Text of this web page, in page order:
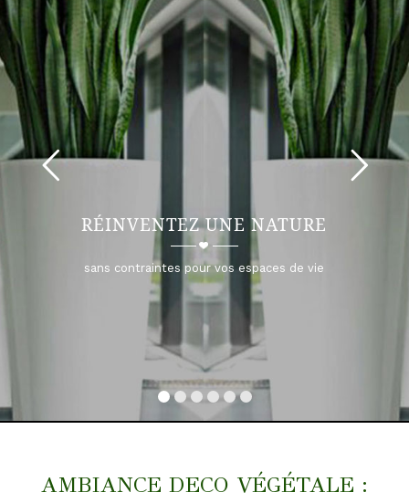
RÉINVENTEZ UNE NATURE
AMBIANCE DECO VÉGÉTALE :